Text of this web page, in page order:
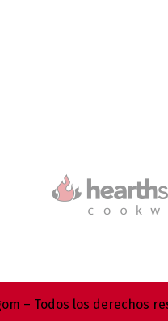
– Todos los derechos